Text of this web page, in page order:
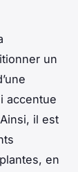
un
accentue
il est
en